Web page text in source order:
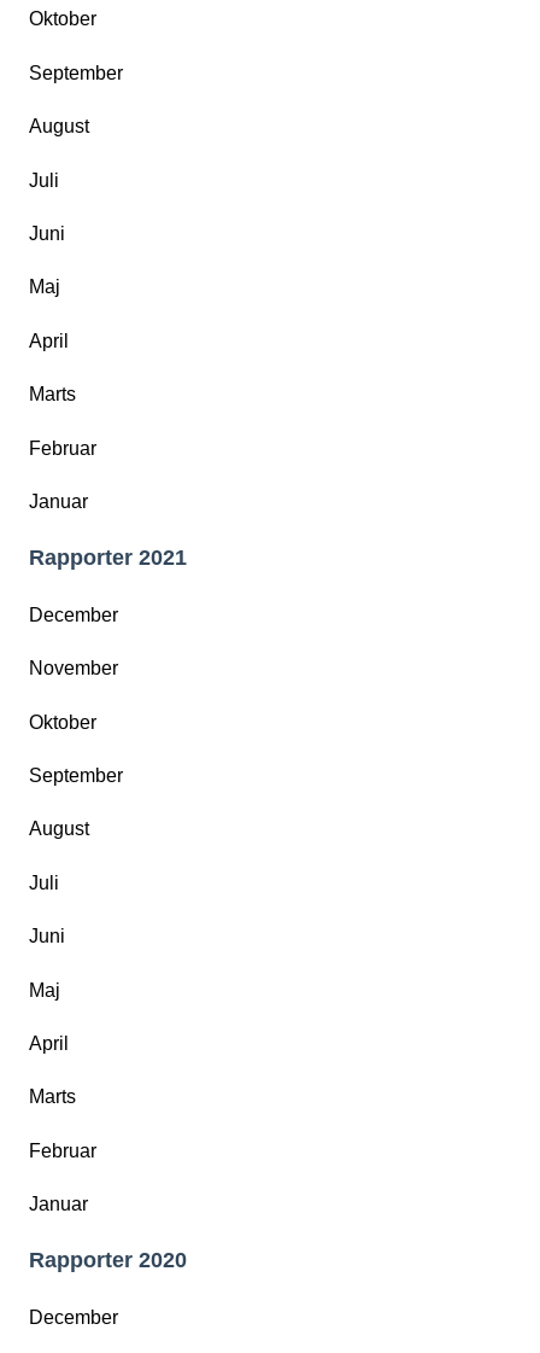
Oktober
September
August
Juli
Juni
Maj
April
Marts
Februar
Januar
Rapporter 2021
December
November
Oktober
September
August
Juli
Juni
Maj
April
Marts
Februar
Januar
Rapporter 2020
December